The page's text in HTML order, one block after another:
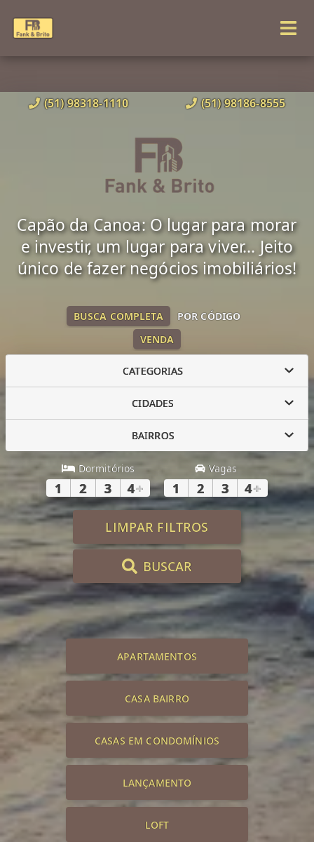
(51) 98318-1110 (51) 98186-8555
Capão da Canoa: O lugar para morar
e investir, um lugar para viver... Jeito
único de fazer negócios imobiliários!
VENDA
BUSCA COMPLETA POR CÓDIGO
CATEGORIAS
CIDADES
BAIRROS
Dormitórios
1 2 3 4+
Vagas
1 2 3 4+
LIMPAR FILTROS
BUSCAR
APARTAMENTOS
CASA BAIRRO
CASAS EM CONDOMÍNIOS
LANÇAMENTO
LOFT